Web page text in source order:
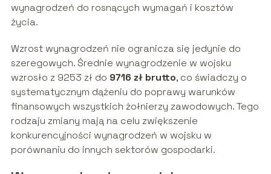
wynagrodzeń do rosnących wymagań i kosztów
życia.
Wzrost wynagrodzeń nie ogranicza się jedynie do
szeregowych. Średnie wynagrodzenie w wojsku
wzrosło z 9253 zł do 9716 zł brutto, co świadczy o
systematycznym dążeniu do poprawy warunków
finansowych wszystkich żołnierzy zawodowych. Tego
rodzaju zmiany mają na celu zwiększenie
konkurencyjności wynagrodzeń w wojsku w
porównaniu do innych sektorów gospodarki.